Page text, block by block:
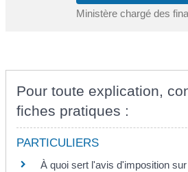
Ministère chargé des
Pour toute explication,
fiches pratiques :
PARTICULIERS
À quoi sert l'avis d'imposition